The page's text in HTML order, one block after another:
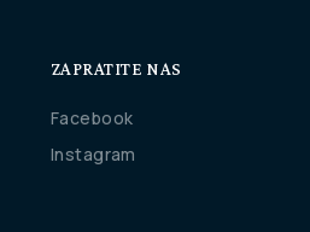
ZAPRATITE NAS
Facebook
Instagram